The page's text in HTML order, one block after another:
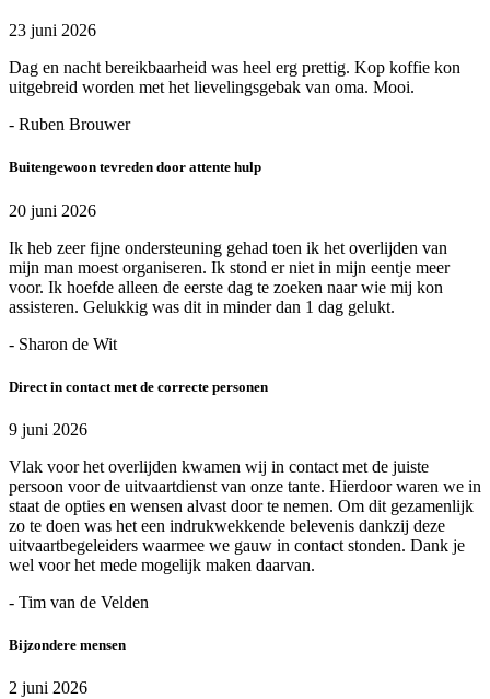
23 juni 2026
Dag en nacht bereikbaarheid was heel erg prettig. Kop koffie kon
uitgebreid worden met het lievelingsgebak van oma. Mooi.
- Ruben Brouwer
Buitengewoon tevreden door attente hulp
20 juni 2026
Ik heb zeer fijne ondersteuning gehad toen ik het overlijden van
mijn man moest organiseren. Ik stond er niet in mijn eentje meer
voor. Ik hoefde alleen de eerste dag te zoeken naar wie mij kon
assisteren. Gelukkig was dit in minder dan 1 dag gelukt.
- Sharon de Wit
Direct in contact met de correcte personen
9 juni 2026
Vlak voor het overlijden kwamen wij in contact met de juiste
persoon voor de uitvaartdienst van onze tante. Hierdoor waren we in
staat de opties en wensen alvast door te nemen. Om dit gezamenlijk
zo te doen was het een indrukwekkende belevenis dankzij deze
uitvaartbegeleiders waarmee we gauw in contact stonden. Dank je
wel voor het mede mogelijk maken daarvan.
- Tim van de Velden
Bijzondere mensen
2 juni 2026